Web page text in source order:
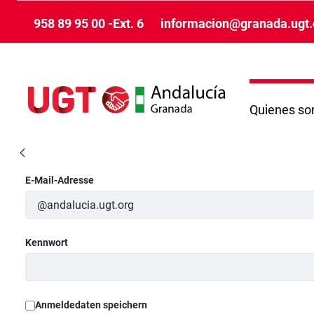
958 89 95 00 -Ext. 6
Quienes
Anmeldung
E-Mail-Adresse
Kennwort
Anmeldedaten speichern